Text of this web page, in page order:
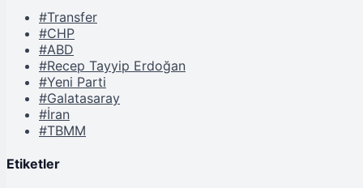
#Transfer
#CHP
#ABD
#Recep Tayyip Erdoğan
#Yeni Parti
#Galatasaray
#İran
#TBMM
Etiketler